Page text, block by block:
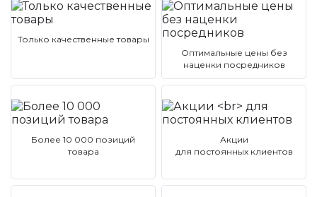
Только качественные товары
Оптимальные цены без
наценки посредников
Более 10 000 позиций
товара
Акции
для постоянных клиентов